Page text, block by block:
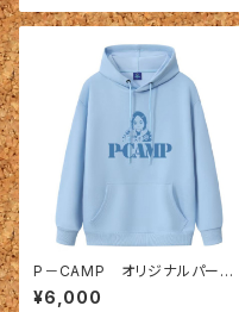
P－CAMP オリジナルパーカ
ー 水色
¥6,000